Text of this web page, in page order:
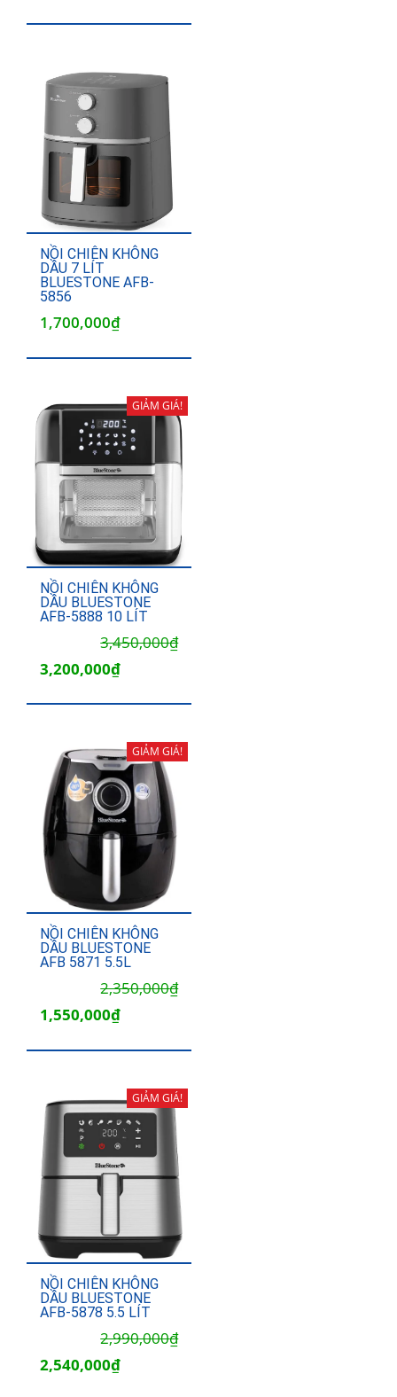
1,350,000₫.
NỒI CHIÊN KHÔNG
DẦU 7 LÍT
BLUESTONE AFB-
5856
1,700,000₫
GIẢM GIÁ!
NỒI CHIÊN KHÔNG
DẦU BLUESTONE
AFB-5888 10 LÍT
3,450,000₫
gốc
3,200,000₫
hiện
3,200,000₫. GIẢM GIÁ!
NỒI CHIÊN KHÔNG
DẦU BLUESTONE
AFB 5871 5.5L
2,350,000₫
gốc
1,550,000₫
hiện
GIẢM GIÁ!
NỒI CHIÊN KHÔNG
DẦU BLUESTONE
AFB-5878 5.5 LÍT
2,990,000₫
gốc
2,540,000₫
hiện